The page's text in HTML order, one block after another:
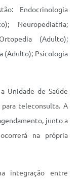
Endocrinologia
Neuropediatria;
(Adulto);
(Adulto); Psicologia
Unidade de Saúde
teleconsulta. A
junto a
na própria
integração entre